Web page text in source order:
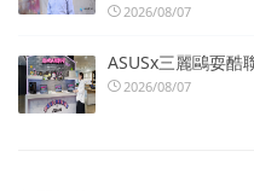
2026/08/07
ASUSx三麗鷗耍酷
2026/08/07